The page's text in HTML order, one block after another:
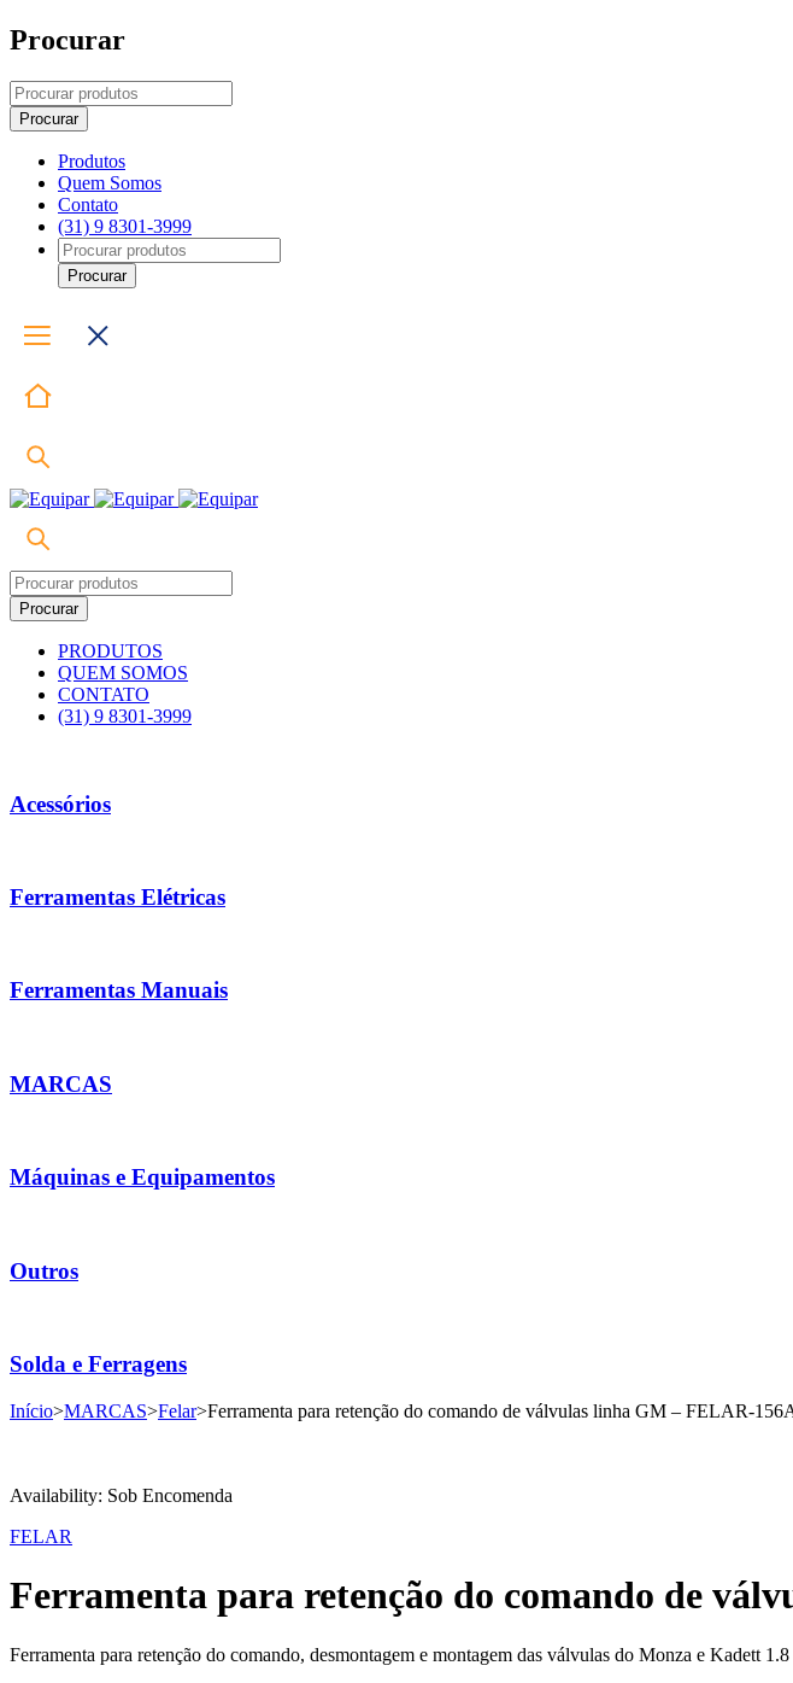
Procurar
Produtos
Quem Somos
Contato
(31) 9 8301-3999
PRODUTOS
QUEM SOMOS
CONTATO
(31) 9 8301-3999
Acessórios
Ferramentas Elétricas
Ferramentas Manuais
MARCAS
Máquinas e Equipamentos
Outros
Solda e Ferragens
Início>MARCAS>Felar>Ferramenta para retenção do comando de válvulas linha GM – FELAR-
Availability: Sob Encomenda
FELAR
Ferramenta para retenção do comando de
Ferramenta para retenção do comando, desmontagem e montagem das válvulas do Monza e Kadett